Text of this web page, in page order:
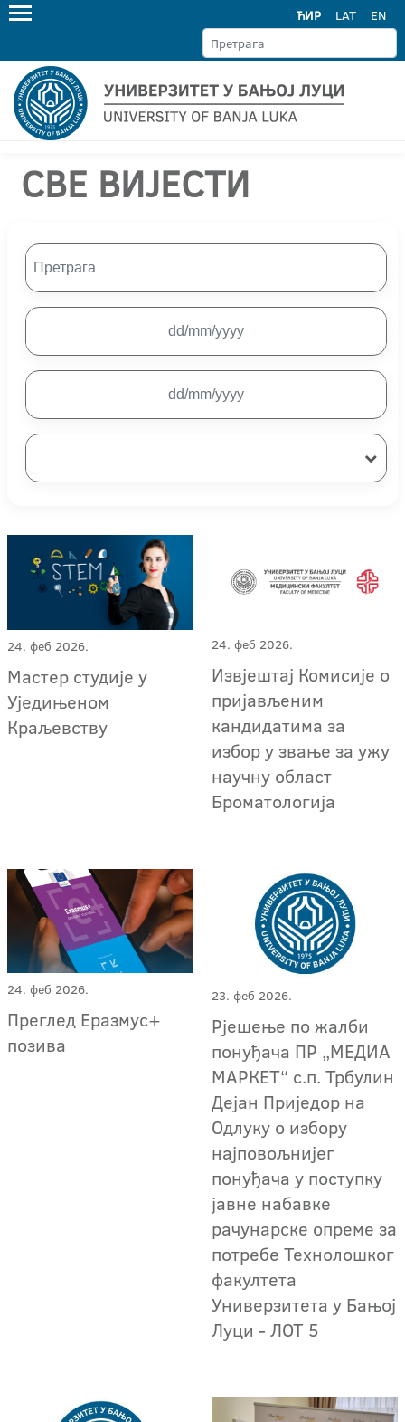
ЋИР LAT EN
СВЕ ВИЈЕСТИ
24. феб 2026.
Мастер студије у
Уједињеном
Краљевству
24. феб 2026.
Извјештај Комисије о
пријављеним
кандидатима за
избор у звање за ужу
научну област
Броматологија
24. феб 2026.
Преглед Еразмус+
позива
23. феб 2026.
Рјешење по жалби
понуђача ПР „МЕДИА
МАРКЕТ“ с.п. Трбулин
Дејан Приједор на
Одлуку о избору
најповољнијег
понуђача у поступку
јавне набавке
рачунарске опреме за
потребе Технолошког
факултета
Универзитета у Бањој
Луци - ЛОТ 5